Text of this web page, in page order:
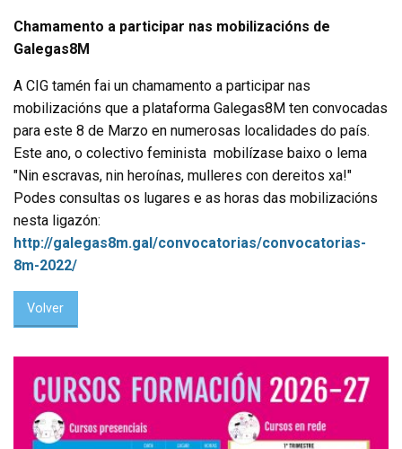
Chamamento a participar nas mobilizacións de
Galegas8M
A CIG tamén fai un chamamento a participar nas
mobilizacións que a plataforma Galegas8M ten convocadas
para este 8 de Marzo en numerosas localidades do país.
Este ano, o colectivo feminista mobilízase baixo o lema
"Nin escravas, nin heroínas, mulleres con dereitos xa!"
Podes consultas os lugares e as horas das mobilizacións
nesta ligazón:
http://galegas8m.gal/convocatorias/convocatorias-
8m-2022/
Volver